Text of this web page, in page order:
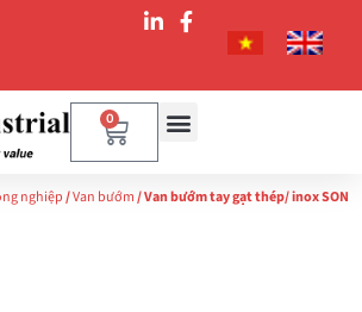
0
nghiệp/Van bướm/ Van bướm tay gạt thép/ inox SON